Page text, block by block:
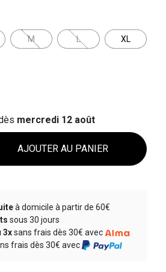
M L XL
mercredi 12 août
AJOUTER AU PANIER
à domicile à partir de 60€
sous 30 jours
3x
sans frais dès 30€ avec
sans frais dès 30€ avec